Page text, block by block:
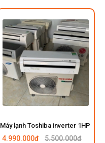
Máy lạnh Toshiba inverter 1HP
4.990.000đ 5.500.000đ